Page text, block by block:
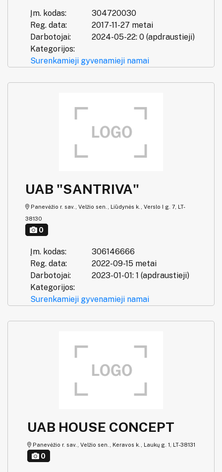
Įm. kodas:
304720030
Reg. data:
2017-11-27 metai
Darbotojai:
2024-05-22: 0 (apdraustieji)
Kategorijos:
Surenkamieji gyvenamieji namai
UAB "SANTRIVA"
Panevėžio r. sav., Velžio sen., Liūdynės k., Verslo I g. 7, LT-
38130
0
Įm. kodas:
306146666
Reg. data:
2022-09-15 metai
Darbotojai:
2023-01-01: 1 (apdraustieji)
Kategorijos:
Surenkamieji gyvenamieji namai
UAB HOUSE CONCEPT
Panevėžio r. sav., Velžio sen., Keravos k., Laukų g. 1, LT-38131
0